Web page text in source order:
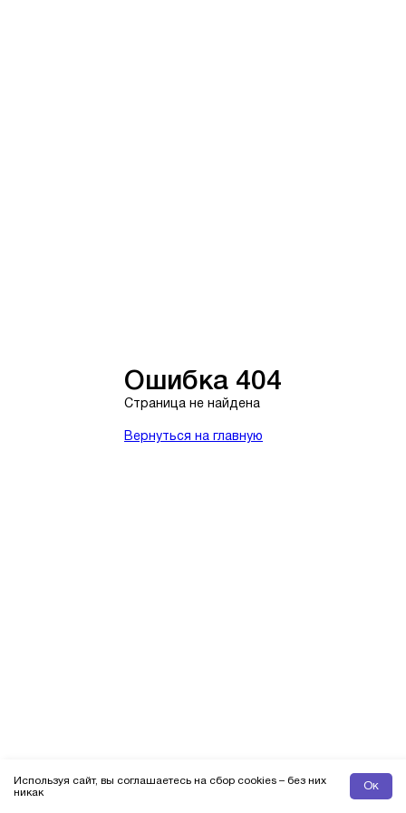
Ошибка 404
Страница не найдена
Вернуться на главную
Используя сайт, вы соглашаетесь на сбор cookies – без них
никак
Ок